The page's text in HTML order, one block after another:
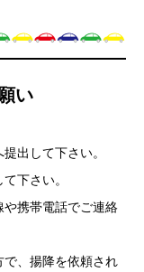
い
出して下さい。
下さい。
携帯電話でご連絡
、揚降を依頼され